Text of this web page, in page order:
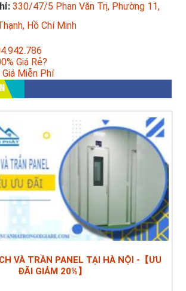
330/47/5 Phan Văn Trị, Phường 11,
Hồ Chí Minh
Giá Rẻ?
Miễn Phí
VÀ TRẦN PANEL TẠI HÀ NỘI -【ƯU
ĐÃI GIẢM 20%】